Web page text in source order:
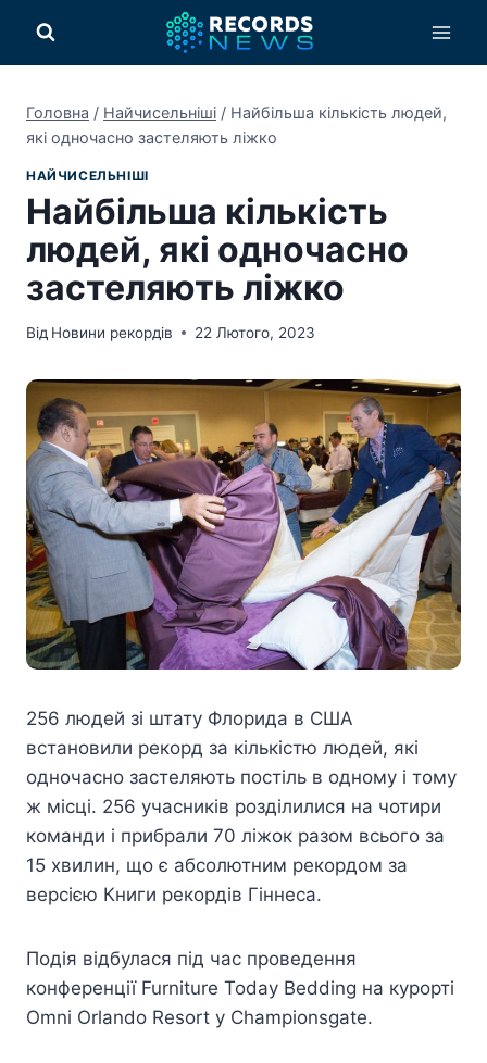
вмісту
Головна / Найчисельніші / Найбільша кількість людей,
які одночасно застеляють ліжко
НАЙЧИСЕЛЬНІШІ
Найбільша кількість
людей, які одночасно
застеляють ліжко
Від Новини рекордів 22 Лютого, 2023
256 людей зі штату Флорида в США
встановили рекорд за кількістю людей, які
одночасно застеляють постіль в одному і тому
ж місці. 256 учасників розділилися на чотири
команди і прибрали 70 ліжок разом всього за
15 хвилин, що є абсолютним рекордом за
версією Книги рекордів Гіннеса.
Подія відбулася під час проведення
конференції Furniture Today Bedding на курорті
Omni Orlando Resort у Championsgate.